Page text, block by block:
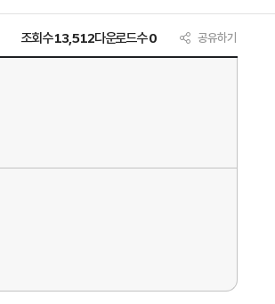
조회수13,512다운로드수0 공유하기